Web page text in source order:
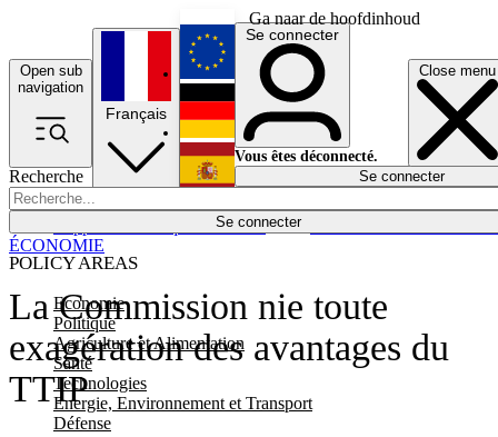
Ga naar de hoofdinhoud
Open sub
navigation
Close menu
Recherche
Se connecter
POLICY AREAS
Economie
Politique
Agriculture et Alimentation
Santé
Technologies
Energie, Environnement et Transport
Défense
Économie
Français
English
Deutsch
Español
Se connecter
Vous êtes déconnecté.
Se connecter
La Commission nie toute
exagération des avantages du
TTIP
ÉCONOMIE